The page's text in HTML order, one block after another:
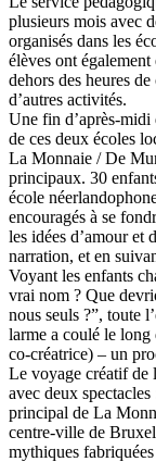
plusieurs mois avec
organisés dans les
élèves ont
dehors des heures
d’autres activités.
Une fin d’après-
de ces deux écoles
La Monnaie / De
principaux. 30
école
encouragés à se
les idées d’amour et
narration, et en
Voyant les enfants
vrai nom ? Que
nous seuls ?”, toute
larme a coulé le
co-créatrice) – un
Le voyage créatif de
avec deux
principal de La
centre-ville de
mythiques